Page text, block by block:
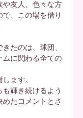
や友人、色々な方
、この場を借り
たのは、球団、
ムに関わる全ての
ます。
輝き続けるよう
たコメントとさ